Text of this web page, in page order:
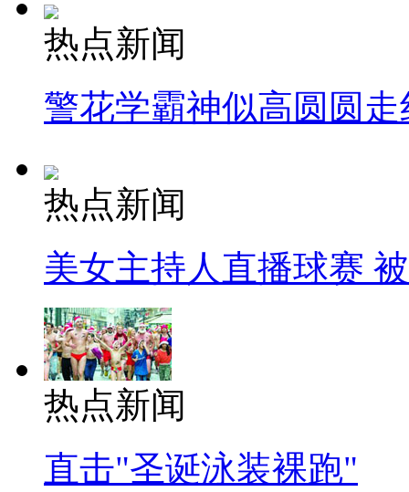
热点新闻
警花学霸神似高圆圆走
热点新闻
美女主持人直播球赛
热点新闻
直击"圣诞泳装裸跑"